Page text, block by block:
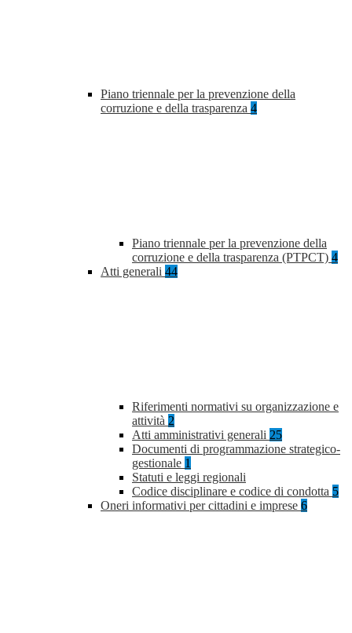
Piano triennale per la prevenzione della
corruzione e della trasparenza 4
Piano triennale per la prevenzione della
corruzione e della trasparenza (PTPCT) 4
Atti generali 44
Riferimenti normativi su organizzazione e
attività 2
Atti amministrativi generali 25
Documenti di programmazione strategico-
gestionale 1
Statuti e leggi regionali
Codice disciplinare e codice di condotta 5
Oneri informativi per cittadini e imprese 6